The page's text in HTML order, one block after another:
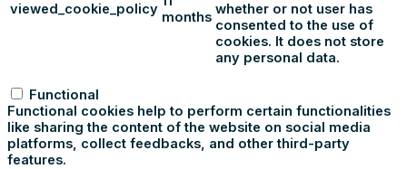
viewed_cookie_policy months whether or not user has
consented to the use of
cookies. It does not store
any personal data.
Functional
Functional cookies help to perform certain functionalities
like sharing the content of the website on social media
platforms, collect feedbacks, and other third-party
features.